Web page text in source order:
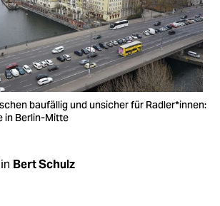
baufällig und unsicher für Radler*innen:
in Berlin-Mitte
Bert Schulz